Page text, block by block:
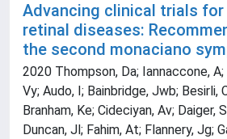
Advancing clinical trials for
retinal diseases:
the second monaciano
2020 Thompson, Da; Iannaccone, A;
Vy; Audo, I; Bainbridge, Jwb; Besirli,
Branham, Ke; Cideciyan, Av; Daiger,
Duncan, Jl; Fahim, At; Flannery, Jg;